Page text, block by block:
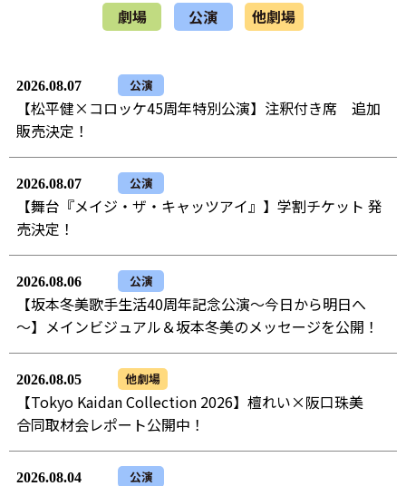
劇場 公演 他劇場
2026.08.07 公演
【松平健×コロッケ45周年特別公演】注釈付き席 追加
販売決定！
2026.08.07 公演
【舞台『メイジ・ザ・キャッツアイ』】学割チケット 発
売決定！
2026.08.06 公演
【坂本冬美歌手生活40周年記念公演～今日から明日へ
～】メインビジュアル＆坂本冬美のメッセージを公開！
2026.08.05 他劇場
【Tokyo Kaidan Collection 2026】檀れい×阪口珠美
合同取材会レポート公開中！
2026.08.04 公演